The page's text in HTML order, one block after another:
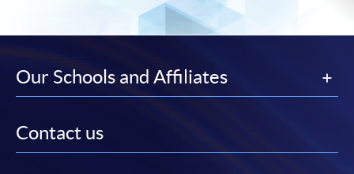
Alipay) 或 「轉數快」(FPS) 繳付學費。
報讀新課程
Our Schools and Affiliates
Contact us